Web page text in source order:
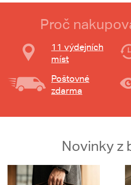
Proč
11 výdejních
míst
Poštovné
zdarma
Novinky z